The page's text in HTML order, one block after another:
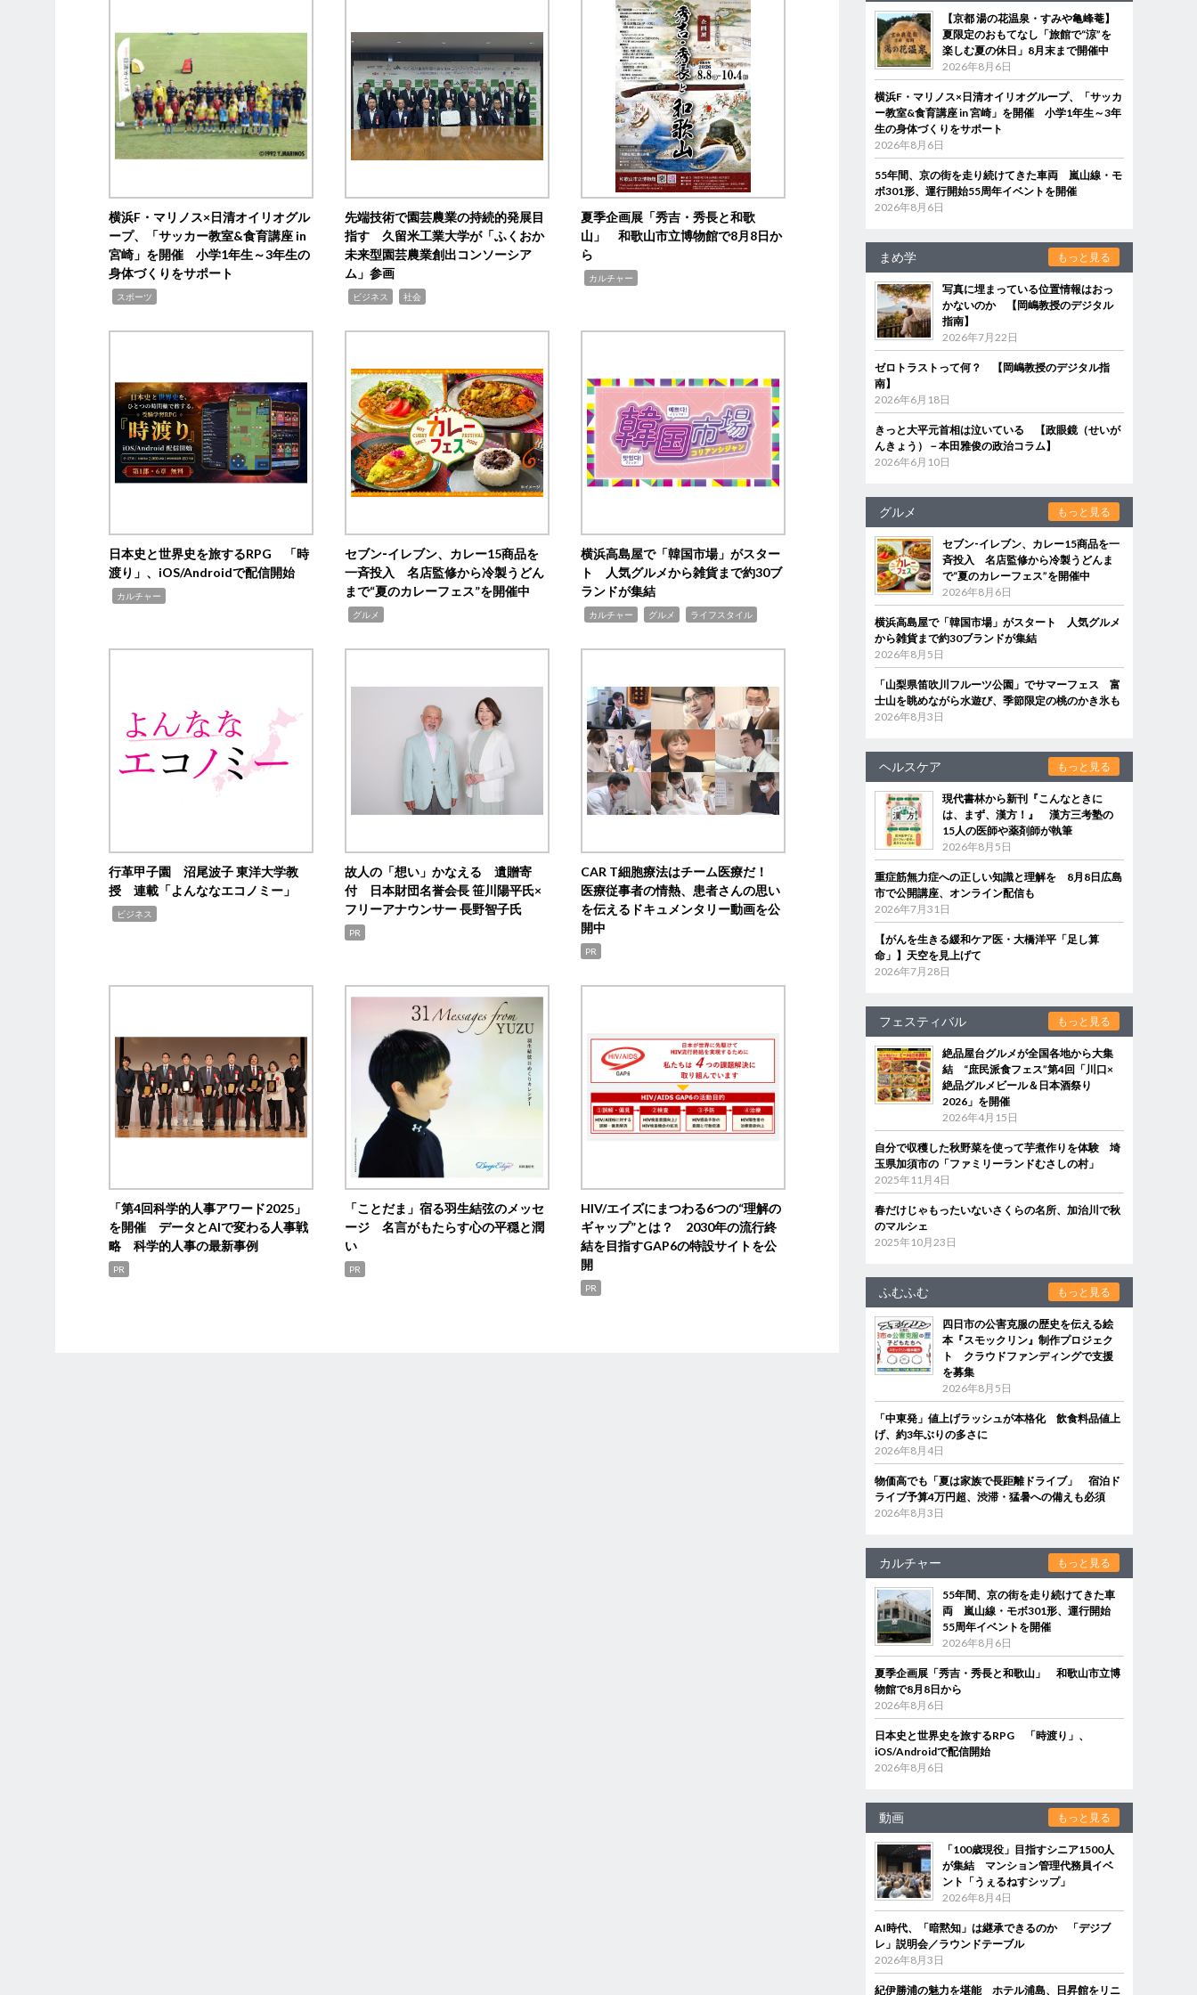
横浜F・マリノス×日清オイリオグル
ープ、「サッカー教室&食育講座 in
宮崎」を開催 小学1年生～3年生の
身体づくりをサポート
スポーツ
先端技術で園芸農業の持続的発展目
指す 久留米工業大学が「ふくおか
未来型園芸農業創出コンソーシア
ム」参画
ビジネス 社会
夏季企画展「秀吉・秀長と和歌
山」 和歌山市立博物館で8月8日か
ら
カルチャー
日本史と世界史を旅するRPG 「時
渡り」、iOS/Androidで配信開始
カルチャー
セブン‐イレブン、カレー15商品を
一斉投入 名店監修から冷製うどん
まで“夏のカレーフェス”を開催中
グルメ
横浜高島屋で「韓国市場」がスター
ト 人気グルメから雑貨まで約30ブ
ランドが集結
カルチャー グルメ ライフスタイル
行革甲子園 沼尾波子 東洋大学教
授 連載「よんななエコノミー」
ビジネス
故人の「想い」かなえる 遺贈寄
付 日本財団名誉会長 笹川陽平氏×
フリーアナウンサー 長野智子氏
PR
CAR T細胞療法はチーム医療だ！
医療従事者の情熱、患者さんの思い
を伝えるドキュメンタリー動画を公
開中
PR
「第4回科学的人事アワード2025」
を開催 データとAIで変わる人事戦
略 科学的人事の最新事例
PR
「ことだま」宿る羽生結弦のメッセ
ージ 名言がもたらす心の平穏と潤
い
PR
HIV/エイズにまつわる6つの“理解の
ギャップ”とは？ 2030年の流行終
結を目指すGAP6の特設サイトを公
開
PR
【京都 湯の花温泉・すみや亀峰菴】
夏限定のおもてなし「旅館で“涼”を
楽しむ夏の休日」8月末まで開催中
2026年8月6日
横浜F・マリノス×日清オイリオグループ、「サッカ
ー教室&食育講座 in 宮崎」を開催 小学1年生～3年
生の身体づくりをサポート
2026年8月6日
55年間、京の街を走り続けてきた車両 嵐山線・モ
ボ301形、運行開始55周年イベントを開催
2026年8月6日
まめ学 もっと見る
写真に埋まっている位置情報はおっ
かないのか 【岡嶋教授のデジタル
指南】
2026年7月22日
ゼロトラストって何？ 【岡嶋教授のデジタル指
南】
2026年6月18日
きっと大平元首相は泣いている 【政眼鏡（せいが
んきょう）－本田雅俊の政治コラム】
2026年6月10日
グルメ もっと見る
セブン‐イレブン、カレー15商品を一
斉投入 名店監修から冷製うどんま
で“夏のカレーフェス”を開催中
2026年8月6日
横浜高島屋で「韓国市場」がスタート 人気グルメ
から雑貨まで約30ブランドが集結
2026年8月5日
「山梨県笛吹川フルーツ公園」でサマーフェス 富
士山を眺めながら水遊び、季節限定の桃のかき氷も
2026年8月3日
ヘルスケア もっと見る
現代書林から新刊『こんなときに
は、まず、漢方！』 漢方三考塾の
15人の医師や薬剤師が執筆
2026年8月5日
重症筋無力症への正しい知識と理解を 8月8日広島
市で公開講座、オンライン配信も
2026年7月31日
【がんを生きる緩和ケア医・大橋洋平「足し算
命」】天空を見上げて
2026年7月28日
フェスティバル もっと見る
絶品屋台グルメが全国各地から大集
結 “庶民派食フェス”第4回「川口×
絶品グルメビール＆日本酒祭り
2026」を開催
2026年4月15日
自分で収穫した秋野菜を使って芋煮作りを体験 埼
玉県加須市の「ファミリーランドむさしの村」
2025年11月4日
春だけじゃもったいないさくらの名所、加治川で秋
のマルシェ
2025年10月23日
ふむふむ もっと見る
四日市の公害克服の歴史を伝える絵
本『スモックリン』制作プロジェク
ト クラウドファンディングで支援
を募集
2026年8月5日
「中東発」値上げラッシュが本格化 飲食料品値上
げ、約3年ぶりの多さに
2026年8月4日
物価高でも「夏は家族で長距離ドライブ」 宿泊ド
ライブ予算4万円超、渋滞・猛暑への備えも必須
2026年8月3日
カルチャー もっと見る
55年間、京の街を走り続けてきた車
両 嵐山線・モボ301形、運行開始
55周年イベントを開催
2026年8月6日
夏季企画展「秀吉・秀長と和歌山」 和歌山市立博
物館で8月8日から
2026年8月6日
日本史と世界史を旅するRPG 「時渡り」、
iOS/Androidで配信開始
2026年8月6日
動画 もっと見る
「100歳現役」目指すシニア1500人
が集結 マンション管理代務員イベ
ント「うぇるねすシップ」
2026年8月4日
AI時代、「暗黙知」は継承できるのか 「デジブ
レ」説明会／ラウンドテーブル
2026年8月3日
紀伊勝浦の魅力を堪能 ホテル浦島、日昇館をリニ